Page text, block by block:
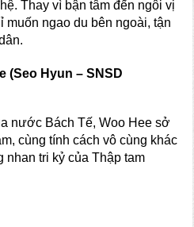
Thay vì bận tâm đến ngôi vị
muốn ngao du bên ngoài, tận
(Seo Hyun – SNSD
nước Bách Tế, Woo Hee sở
cùng tính cách vô cùng khác
nhan tri kỷ của Thập tam